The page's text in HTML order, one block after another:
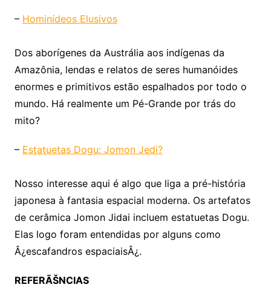
– Hominídeos Elusivos
Dos aborígenes da Austrália aos indígenas da
Amazônia, lendas e relatos de seres humanóides
enormes e primitivos estão espalhados por todo o
mundo. Há realmente um Pé-Grande por trás do
mito?
– Estatuetas Dogu: Jomon Jedi?
Nosso interesse aqui é algo que liga a pré-história
japonesa à fantasia espacial moderna. Os artefatos
de cerâmica Jomon Jidai incluem estatuetas Dogu.
Elas logo foram entendidas por alguns como
Â¿escafandros espaciaisÂ¿.
REFERÃŠNCIAS